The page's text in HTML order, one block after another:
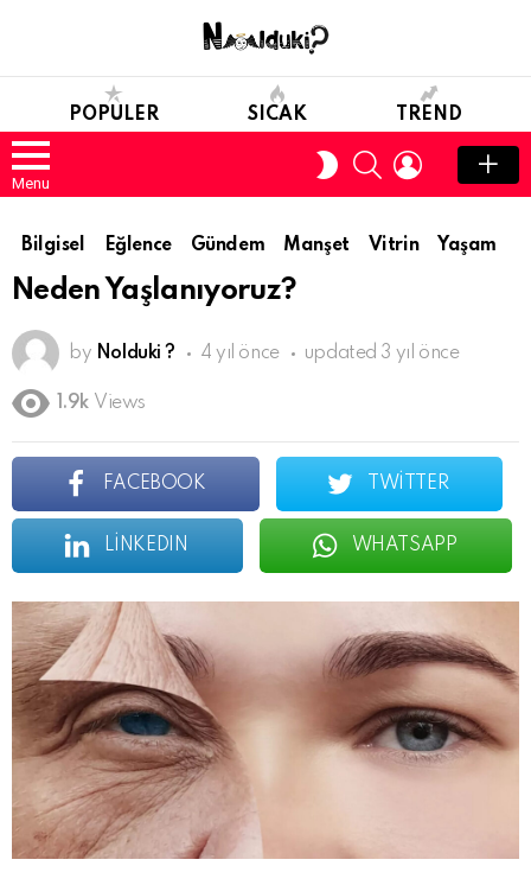
POPULER SICAK TREND
Menu
SWITCH
SKIN
SEARCHLOGIN
Bilgisel Eğlence Gündem Manşet Vitrin Yaşam
Neden Yaşlanıyoruz?
by Nolduki ? 4 yıl önce updated 3 yıl önce
1.9k Views
FACEBOOK TWITTER
LINKEDIN WHATSAPP